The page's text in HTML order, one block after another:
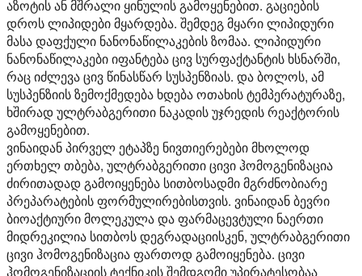
აზოტის ან მშრალი ყინულის გამოყენებით. გაციების
დროს ლიპიდები მყარდება. შემდეგ მყარი ლიპიდური
მასა დაფქული ნანონაწილაკების ზომაა. ლიპიდური
ნანონაწილაკები იფანტება ცივ სურფაქტანტის ხსნარში,
რაც იძლევა ცივ წინასწარ სუსპენზიას. და ბოლოს, ამ
სუსპენზიის ზემოქმედება ხდება ოთახის ტემპერატურაზე,
ხშირად ულტრაბგერითი ნაკადის უჯრედის რეაქტორის
გამოყენებით.
ვინაიდან პირველ ეტაპზე ნივთიერებები მხოლოდ
ერთხელ თბება, ულტრაბგერითი ცივი ჰომოგენიზაცია
ძირითადად გამოიყენება სითბოსადმი მგრძნობიარე
პრეპარატების ფორმულირებისთვის. ვინაიდან ბევრი
ბიოაქტიური მოლეკულა და ფარმაცევტული ნაერთი
მიდრეკილია სითბოს დეგრადაციისკენ, ულტრაბგერითი
ცივი ჰომოგენიზაცია ფართოდ გამოიყენება. ცივი
ჰომოგენიზაციის ტექნიკის შემდგომი უპირატესობაა